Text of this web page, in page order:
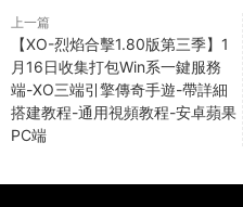
上一篇
【XO-烈焰合擊1.80版第三季】1
月16日收集打包Win系一鍵服務
端-XO三端引擎傳奇手遊-帶詳細
搭建教程-通用視頻教程-安卓蘋果
PC端